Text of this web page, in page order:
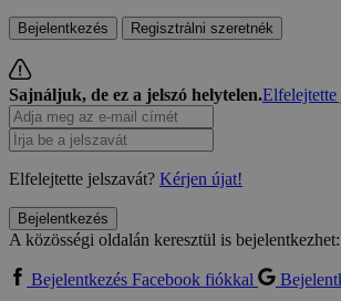
Bejelentkezés Regisztrálni szeretnék
Sajnáljuk, de ez a jelszó helytelen.Elfelejtette
Elfelejtette jelszavát? Kérjen újat!
Bejelentkezés
A közösségi oldalán keresztül is bejelentkezhet:
Bejelentkezés Facebook fiókkal